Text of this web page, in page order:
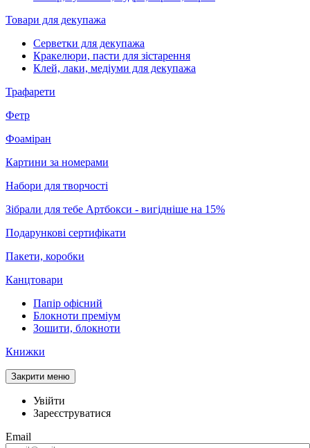
Товари для декупажа
Серветки для декупажа
Кракелюри, пасти для зістарення
Клей, лаки, медіуми для декупажа
Трафарети
Фетр
Фоаміран
Картини за номерами
Набори для творчості
Зібрали для тебе Артбокси - вигідніше на 15%
Подарункові сертифікати
Пакети, коробки
Канцтовари
Папір офісний
Блокноти преміум
Зошити, блокноти
Книжки
Закрити меню
Увійти
Зареєструватися
Email